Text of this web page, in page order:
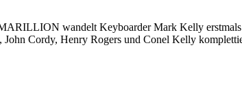
wandelt Keyboarder Mark Kelly
Cordy, Henry Rogers und Conel Kelly